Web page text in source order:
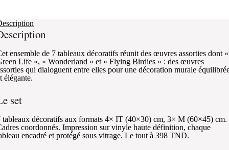
ensemble de 7 tableaux décoratifs réunit des œuvres assorties dont «
Life », « Wonderland » et « Flying Birdies » : des œuvres
qui dialoguent entre elles pour une décoration murale
élégante.
set
tableaux décoratifs aux formats 4× IT (40×30) cm, 3× M (60×45) cm.
coordonnés. Impression sur vinyle haute définition, chaque
encadré et protégé sous vitrage. Le tout à 398 TND.